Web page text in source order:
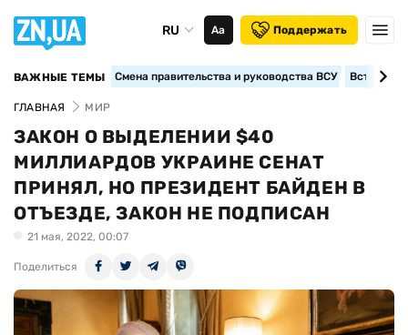
RU Аа Поддержать
ВАЖНЫЕ ТЕМЫ Смена правительства и руководства ВСУ
ГЛАВНАЯ МИР
ЗАКОН О ВЫДЕЛЕНИИ $40
МИЛЛИАРДОВ УКРАИНЕ СЕНАТ
ПРИНЯЛ, НО ПРЕЗИДЕНТ БАЙДЕН В
ОТЪЕЗДЕ, ЗАКОН НЕ ПОДПИСАН
21 мая, 2022, 00:07
Поделиться